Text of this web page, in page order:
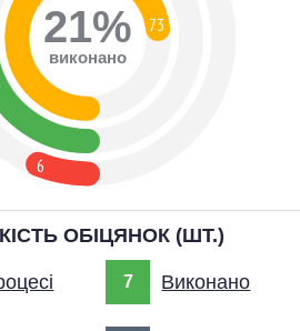
6
73
21%
виконано
ОБІЦЯНОК (ШТ.)
7 Виконано